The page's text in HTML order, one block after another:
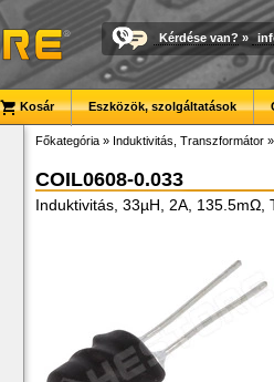
Kérdése van? »
Kosár Eszközök, szolgáltatások
Főkategória » Induktivitás, Transzformátor
COIL0608-0.033
Induktivitás, 33µH, 2A, 135.5mΩ,